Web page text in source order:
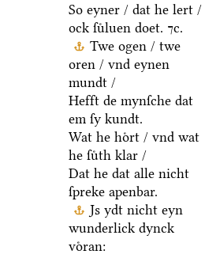
So eyner / dat he lert /
ock ſuͤluen doet. ⁊c.
Twe ogen / twe
oren / vnd eynen
mundt /
Hefft de mynſche dat
em ſy kundt.
Wat he hoͤrt / vnd wat
he ſuͤth klar /
Dat he dat alle nicht
ſpreke apenbar.
Js ydt nicht eyn
wunderlick dynck
voͤran: